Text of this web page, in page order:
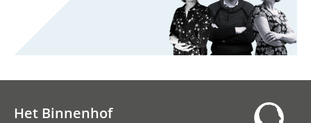
Het Binnenhof